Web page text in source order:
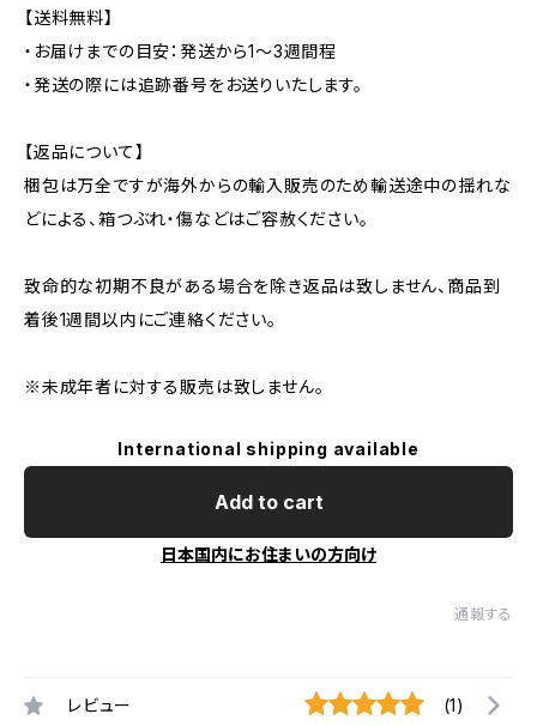
【送料無料】
・お届けまでの目安：発送から1～3週間程
・発送の際には追跡番号をお送りいたします。
【返品について】
梱包は万全ですが海外からの輸入販売のため輸送途中の揺れな
どによる、箱つぶれ・傷などはご容赦ください。
致命的な初期不良がある場合を除き返品は致しません、商品到
着後1週間以内にご連絡ください。
※未成年者に対する販売は致しません。
International shipping available
Add to cart
日本国内にお住まいの方向け
通報する
レビュー (1)